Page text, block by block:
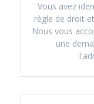
Vous avez
règle de droit
Nous vous
une